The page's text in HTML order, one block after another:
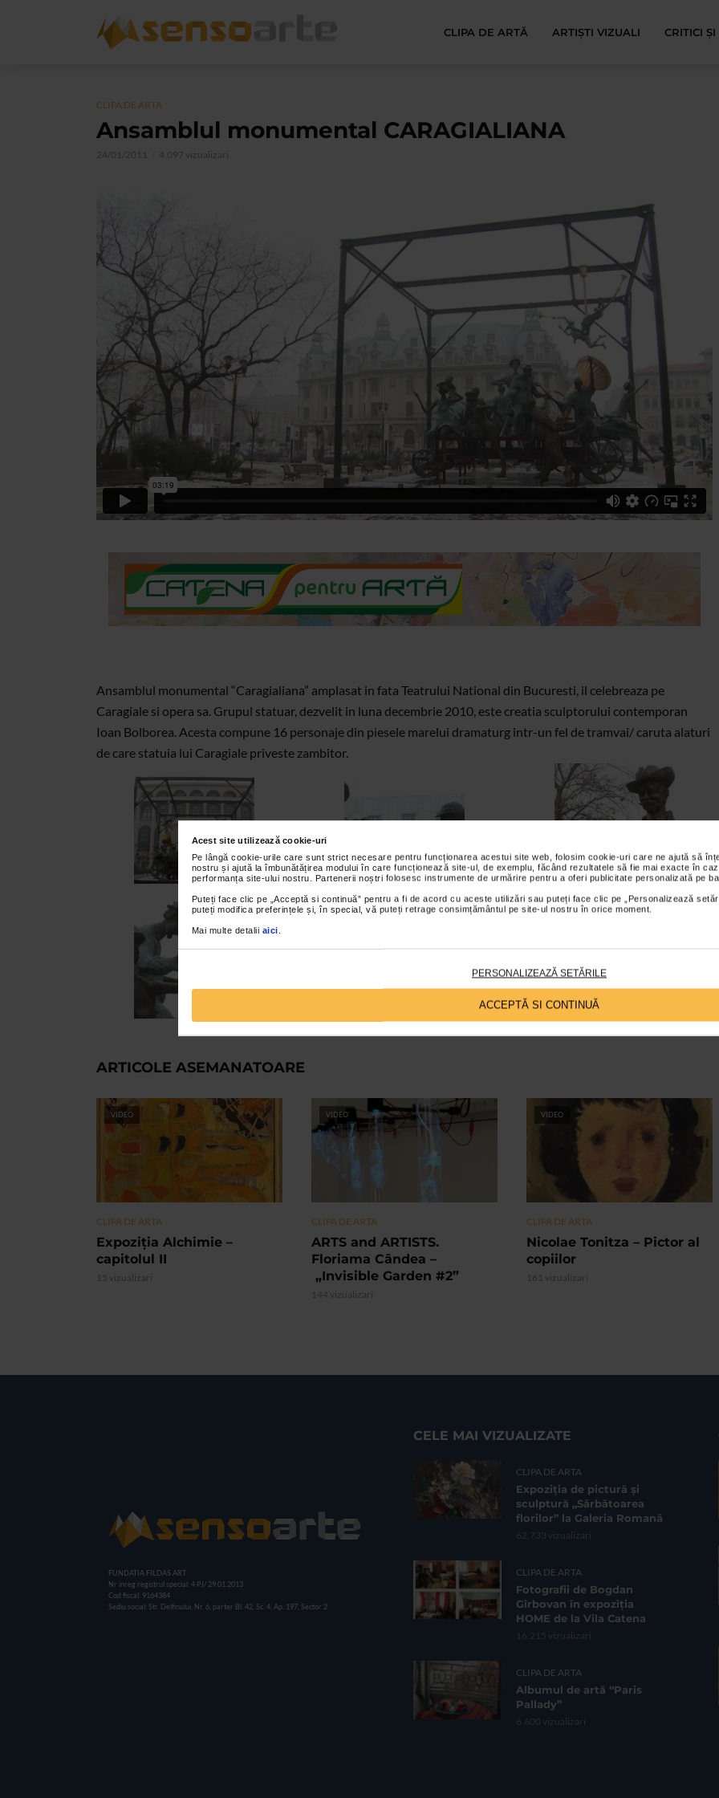
Acest site utilizează cookie-uri
Pe lângă cookie-urile care sunt strict necesare pentru funcționarea acestui site web, folosim cookie-uri care ne ajută să
nostru și ajută la îmbunătățirea modului în care funcționează site-ul, de exemplu, făcând rezultatele să fie mai exacte în
performanța site-ului nostru. Partenerii noștri folosesc instrumente de urmărire pentru a oferi publicitate personalizată pe
Puteți face clic pe „Acceptă si continuă” pentru a fi de acord cu aceste utilizări sau puteți face clic pe „Personalizează
puteți modifica preferințele și, în special, vă puteți retrage consimțământul pe site-ul nostru în orice moment.
Mai multe detalii aici
PERSONALIZEAZĂ SETĂRILE
ACCEPTĂ SI CONTINUĂ
CLIPA DE ARTĂ ARTIȘTI VIZUALI CRITICI
CLIPA DE ARTA
Ansamblul monumental CARAGIALIANA
24/01/2011 4.097 vizualizari
Ansamblul monumental “Caragialiana” amplasat in fata Teatrului National din Bucuresti, il celebreaza pe
Caragiale si opera sa. Grupul statuar, dezvelit in luna decembrie 2010, este creatia sculptorului contemporan
Ioan Bolborea. Acesta compune 16 personaje din piesele marelui dramaturg intr-un fel de tramvai/ caruta alaturi
de care statuia lui Caragiale priveste zambitor.
ARTICOLE ASEMANATOARE
VIDEO
CLIPA DE ARTA
Expoziția Alchimie –
capitolul II
15 vizualizari
VIDEO
CLIPA DE ARTA
ARTS and ARTISTS.
Floriama Cândea –
„Invisible Garden #2”
144 vizualizari
VIDEO
CLIPA DE ARTA
Nicolae Tonitza – Pictor al
copiilor
161 vizualizari
FUNDATIA FILDAS ART
Nr inreg registrul special: 4 PJ/ 29.01.2013
Cod fiscal: 9164384
Sediu social: Str. Delfinului, Nr. 6, parter Bl. 42, Sc. 4, Ap. 197, Sector 2
CELE MAI VIZUALIZATE
CLIPA DE ARTA
Expoziția de pictură și
sculptură „Sărbătoarea
florilor” la Galeria Romană
62.733 vizualizari
CLIPA DE ARTA
Fotografii de Bogdan
Gîrbovan în expoziția
HOME de la Vila Catena
16.215 vizualizari
CLIPA DE ARTA
Albumul de artă “Paris
Pallady”
6.600 vizualizari